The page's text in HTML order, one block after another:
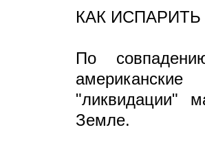
КАК
По
"ликвидации"
Земле.